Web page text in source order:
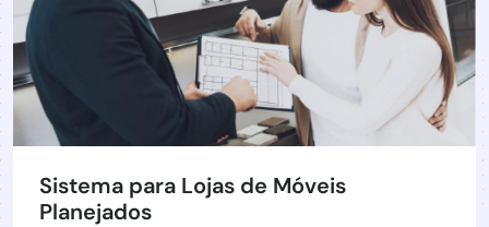
Sistema para Lojas de Móveis
Planejados